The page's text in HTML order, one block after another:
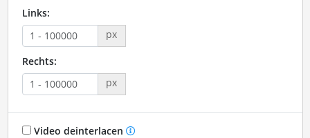
Links:
px
Rechts:
px
Video deinterlacen